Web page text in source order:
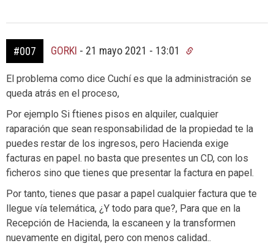
#007 GORKI - 21 mayo 2021 - 13:01
El problema como dice Cuchí es que la administración se
queda atrás en el proceso,
Por ejemplo Si ftienes pisos en alquiler, cualquier
raparación que sean responsabilidad de la propiedad te la
puedes restar de los ingresos, pero Hacienda exige
facturas en papel. no basta que presentes un CD, con los
ficheros sino que tienes que presentar la factura en papel.
Por tanto, tienes que pasar a papel cualquier factura que te
llegue vía telemática, ¿Y todo para que?, Para que en la
Recepción de Hacienda, la escaneen y la transformen
nuevamente en digital, pero con menos calidad..